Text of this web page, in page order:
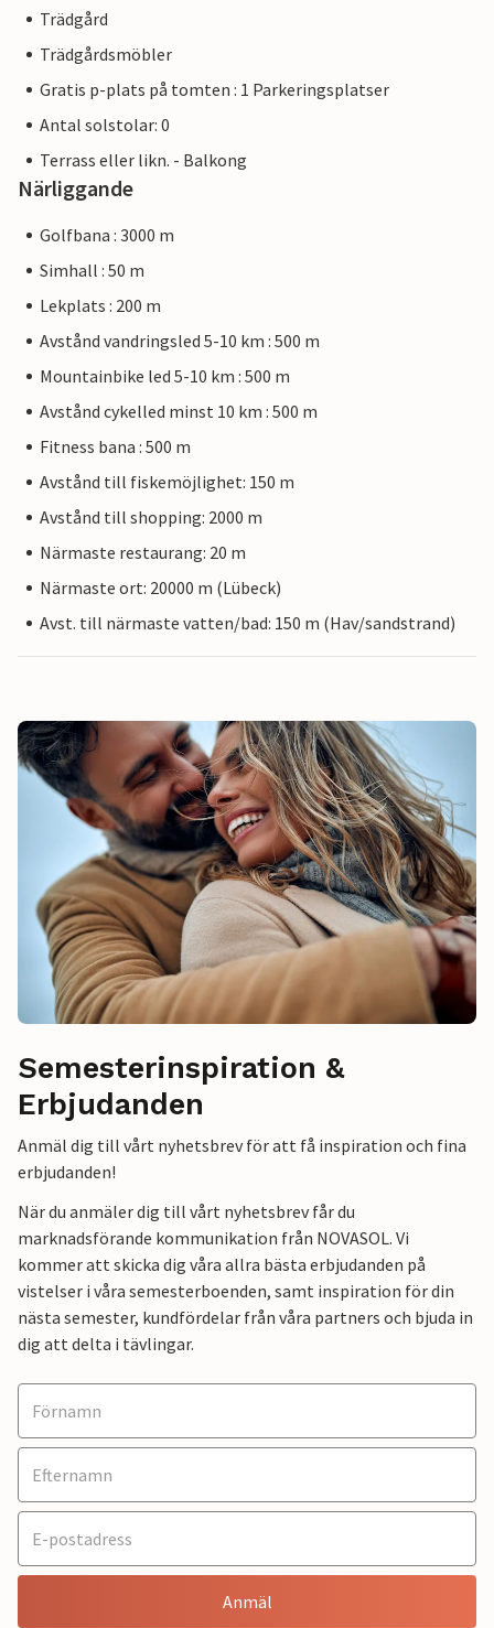
Trädgård
Trädgårdsmöbler
Gratis p-plats på tomten : 1 Parkeringsplatser
Antal solstolar: 0
Terrass eller likn. - Balkong
Närliggande
Golfbana : 3000 m
Simhall : 50 m
Lekplats : 200 m
Avstånd vandringsled 5-10 km : 500 m
Mountainbike led 5-10 km : 500 m
Avstånd cykelled minst 10 km : 500 m
Fitness bana : 500 m
Avstånd till fiskemöjlighet: 150 m
Avstånd till shopping: 2000 m
Närmaste restaurang: 20 m
Närmaste ort: 20000 m (Lübeck)
Avst. till närmaste vatten/bad: 150 m (Hav/sandstrand)
Semesterinspiration &
Erbjudanden
Anmäl dig till vårt nyhetsbrev för att få inspiration och fina
erbjudanden!
När du anmäler dig till vårt nyhetsbrev får du
marknadsförande kommunikation från NOVASOL. Vi
kommer att skicka dig våra allra bästa erbjudanden på
vistelser i våra semesterboenden, samt inspiration för din
nästa semester, kundfördelar från våra partners och bjuda in
dig att delta i tävlingar.
Anmäl